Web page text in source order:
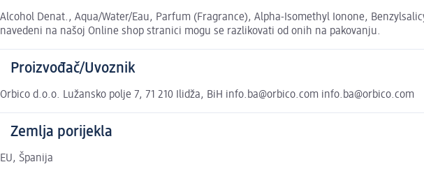
Alcohol Denat., Aqua/Water/Eau, Parfum (Fragrance), Alpha-Isomethyl Ionone,
navedeni na našoj Online shop stranici mogu se razlikovati od onih na pakovanju.
Proizvođač/Uvoznik
Orbico d.o.o. Lužansko polje 7, 71 210 Ilidža, BiH info.ba@orbico.com info.ba@orbico.com
Zemlja porijekla
EU, Španija